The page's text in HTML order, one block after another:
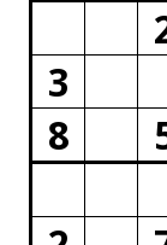
3
8